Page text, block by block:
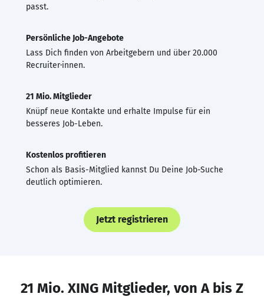
passt.
Persönliche Job-Angebote
Lass Dich finden von Arbeitgebern und über 20.000
Recruiter·innen.
21 Mio. Mitglieder
Knüpf neue Kontakte und erhalte Impulse für ein
besseres Job-Leben.
Kostenlos profitieren
Schon als Basis-Mitglied kannst Du Deine Job-Suche
deutlich optimieren.
Jetzt registrieren
21 Mio. XING Mitglieder, von A bis Z